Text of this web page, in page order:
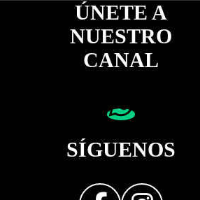
ÚNETE A
NUESTRO
CANAL
SÍGUENOS